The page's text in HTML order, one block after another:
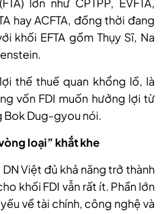
lớn như CPTPP, EVFTA,
hay ACFTA, đồng thời đang
khối EFTA gồm Thụy Sĩ, Na
thế thuế quan khổng lồ, là
vốn FDI muốn hưởng lợi từ
Bok Dug-gyou nói.
loại” khắt khe
Việt đủ khả năng trở thành
khối FDI vẫn rất ít. Phần lớn
về tài chính, công nghệ và